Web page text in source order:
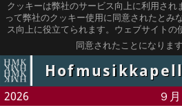
クッキーは弊社のサービス向上に利用され
って弊社のクッキー使用に同意されたとみ
ス向上に役立てられます。ウェブサイトの
同意されたことになりま
2026 ９月